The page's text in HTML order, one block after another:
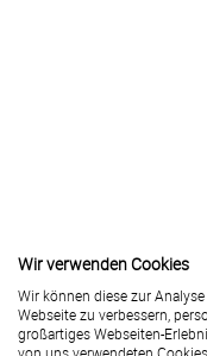
Wir verwenden Cookies
Wir können diese zur
Webseite zu verbessern,
großartiges Webseiten-